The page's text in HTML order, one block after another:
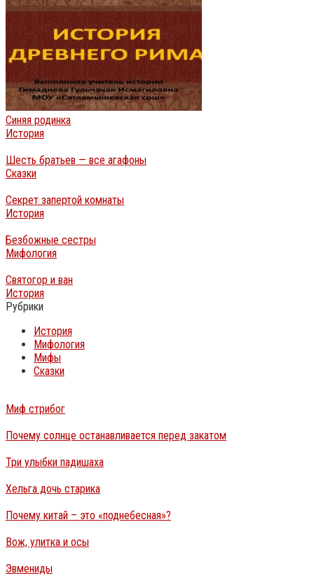
Синяя родинка
История
Шесть братьев — все агафоны
Сказки
Секрет запертой комнаты
История
Безбожные сестры
Мифология
Святогор и ван
История
Рубрики
История
Мифология
Мифы
Сказки
Миф стрибог
Почему солнце останавливается перед закатом
Три улыбки падишаха
Хельга дочь старика
Почему китай – это «поднебесная»?
Вож, улитка и осы
Эвмениды